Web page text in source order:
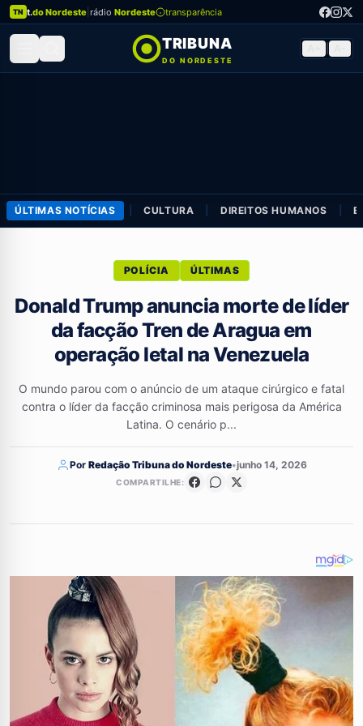
TN t.do Nordeste rádio Nordeste transparência
TRIBUNA
DO NORDESTE
ÚLTIMAS NOTÍCIAS CULTURA DIREITOS HUMANOS
POLÍCIA ÚLTIMAS
Donald Trump anuncia morte de líder
da facção Tren de Aragua em
operação letal na Venezuela
O mundo parou com o anúncio de um ataque cirúrgico e fatal
contra o líder da facção criminosa mais perigosa da América
Latina. O cenário p...
Por Redação Tribuna do Nordeste•junho 14, 2026
COMPARTILHE: